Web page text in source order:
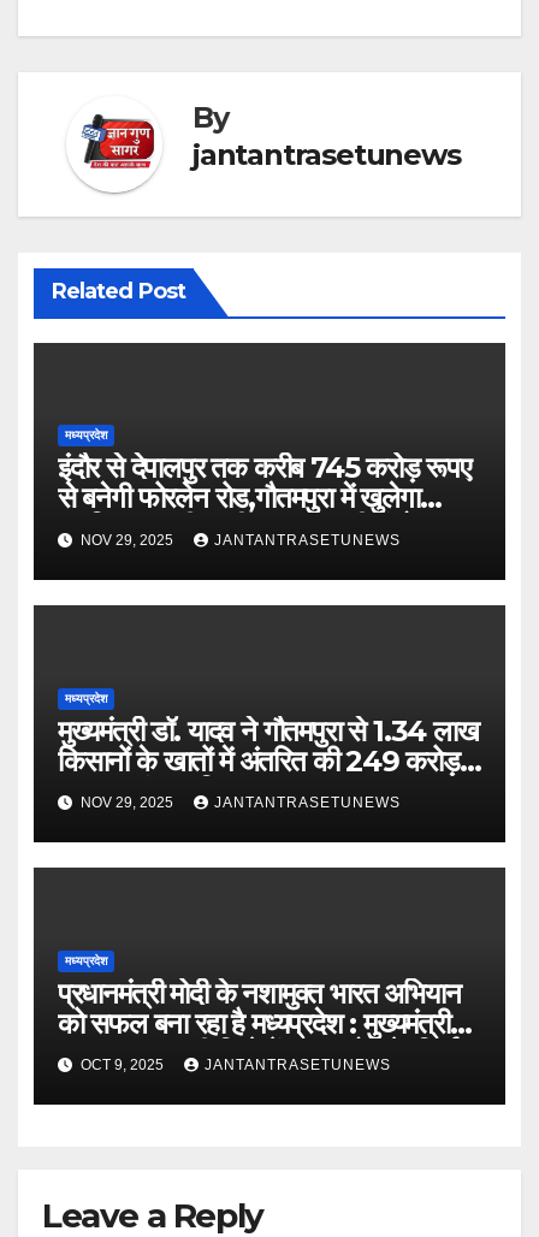
By
jantantrasetunews
Related Post
मध्यप्रदेश
इंदौर से देपालपुर तक करीब 745 करोड़ रूपए
से बनेगी फोरलेन रोड,गौतमपुरा में खुलेगा
महाविद्यालय, पीएचसी अब सीएचसी में होगा
अपग्रेड
NOV 29, 2025 JANTANTRASETUNEWS
मध्यप्रदेश
मुख्यमंत्री डॉ. यादव ने गौतमपुरा से 1.34 लाख
किसानों के खातों में अंतरित की 249 करोड़
रूपए भावांतर राशि
NOV 29, 2025 JANTANTRASETUNEWS
मध्यप्रदेश
प्रधानमंत्री मोदी के नशामुक्त भारत अभियान
को सफल बना रहा है मध्यप्रदेश : मुख्यमंत्री
डॉ. यादवबड़वानी जिले में 60 करोड़ के निर्माण
कार्यों का वर्चुअली किया लोकार्पण और
शिलान्यास
OCT 9, 2025 JANTANTRASETUNEWS
Leave a Reply